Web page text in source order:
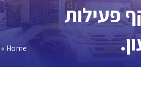
פעילות
Home
»